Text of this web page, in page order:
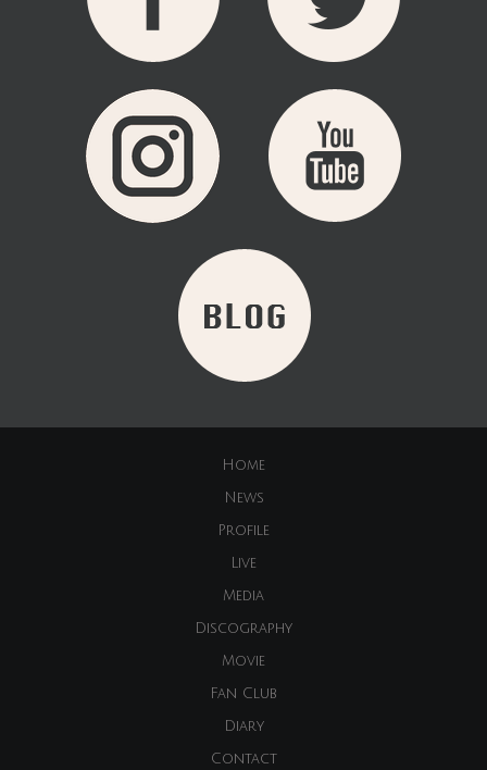
Home
News
Profile
Live
Media
Discography
Movie
Fan Club
Diary
Contact